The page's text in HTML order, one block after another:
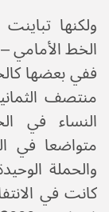
ولكنها
الخط الأمامي
ففي بعضها
منتصف
النساء في
متواضعا في
والحملة
كانت في